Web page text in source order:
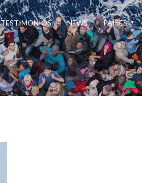
TESTIMONIOS NEWS PAÍSES